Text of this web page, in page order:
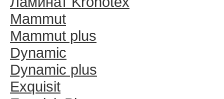
Mammut
Mammut plus
Dynamic
Dynamic plus
Exquisit